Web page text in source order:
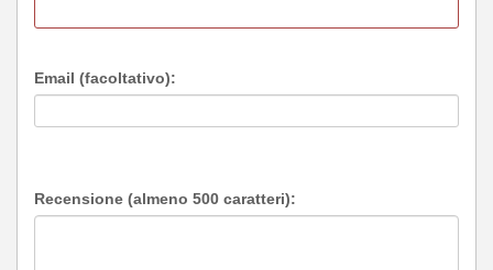
Email (facoltativo):
Recensione (almeno 500 caratteri):